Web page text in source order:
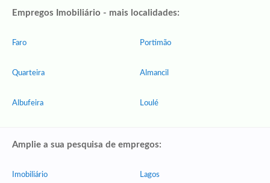
Empregos Imobiliário - mais localidades:
Faro
Quarteira
Albufeira
Portimão
Almancil
Loulé
Amplie a sua pesquisa de empregos:
Imobiliário Lagos